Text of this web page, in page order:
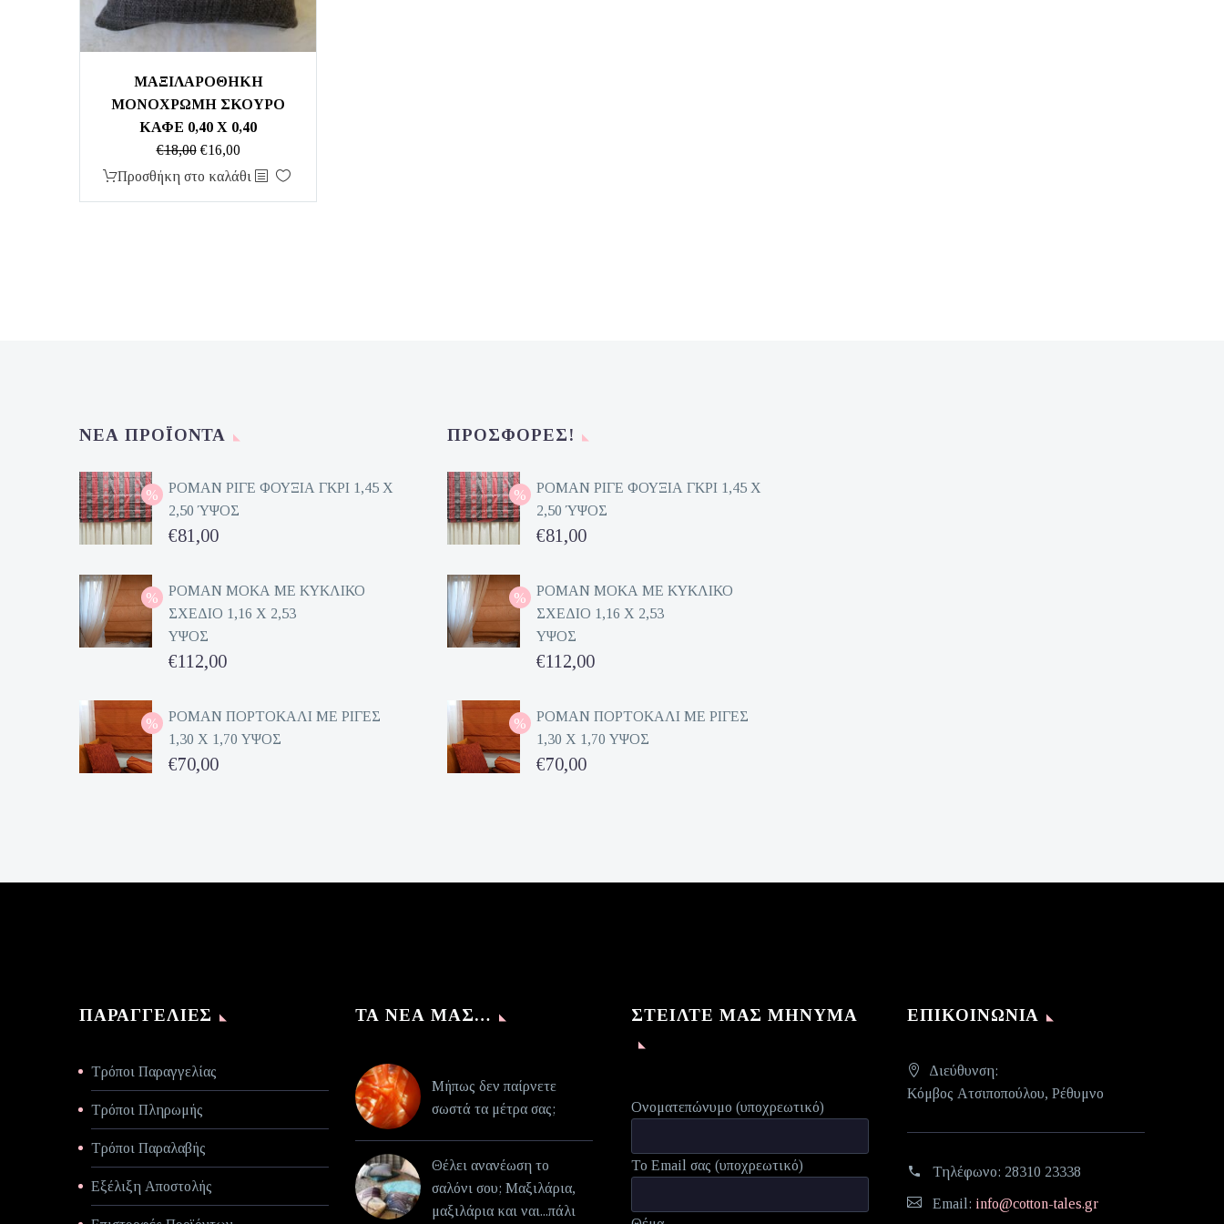
ΜΑΞΙΛΑΡΟΘΗΚΗ
ΜΟΝΟΧΡΩΜΗ ΣΚΟΥΡΟ
ΚΑΦΕ 0,40 Χ 0,40
€18,00 Original
price
€16,00Η
τρέχουσα
Προσθήκη στο καλάθι
ΝΈΑ ΠΡΟΪΌΝΤΑ
ΡΟΜΑΝ ΡΙΓΕ ΦΟΥΞΙΑ ΓΚΡΙ 1,45 Χ
2,50 ΎΨΟΣ
Original
was:
€162,00.
€81,00
τρέχουσα
τιμή
είναι:
€81,00.
ΡΟΜΑΝ ΜΟΚΑ ΜΕ ΚΥΚΛΙΚΟ
ΣΧΕΔΙΟ 1,16 Χ 2,53
ΥΨΟΣ
Original
was:
€224,00.
€112,00
τρέχουσα
τιμή
είναι:
ΡΟΜΑΝ ΠΟΡΤΟΚΑΛΙ ΜΕ ΡΙΓΕΣ
1,30 Χ 1,70 ΥΨΟΣ
Original
€70,00
ΠΡΟΣΦΟΡΈΣ!
ΡΟΜΑΝ ΡΙΓΕ ΦΟΥΞΙΑ ΓΚΡΙ 1,45 Χ
2,50 ΎΨΟΣ
Original
was:
€162,00.
€81,00
τρέχουσα
τιμή
είναι:
€81,00.
ΡΟΜΑΝ ΜΟΚΑ ΜΕ ΚΥΚΛΙΚΟ
ΣΧΕΔΙΟ 1,16 Χ 2,53
ΥΨΟΣ
Original
was:
€224,00.
€112,00
τρέχουσα
τιμή
είναι:
ΡΟΜΑΝ ΠΟΡΤΟΚΑΛΙ ΜΕ ΡΙΓΕΣ
1,30 Χ 1,70 ΥΨΟΣ
Original
€70,00
ΠΑΡΑΓΓΕΛΊΕΣ
Τρόποι Παραγγελίας
Τρόποι Πληρωμής
Τρόποι Παραλαβής
Εξέλιξη Αποστολής
ΤΑ ΝΈΑ ΜΑΣ…
Μήπως δεν παίρνετε
σωστά τα μέτρα σας;
Θέλει ανανέωση το
σαλόνι σου; Μαξιλάρια,
μαξιλάρια και ναι...πάλι
ΣΤΕΊΛΤΕ ΜΑΣ ΜΉΝΥΜΑ
Ονοματεπώνυμο (υποχρεωτικό)
Το Email σας (υποχρεωτικό)
ΕΠΙΚΟΙΝΩΝΊΑ
Διεύθυνση:
Κόμβος Ατσιποπούλου, Ρέθυμνο
Τηλέφωνο: 28310 23338
Email: info@cotton-tales.gr